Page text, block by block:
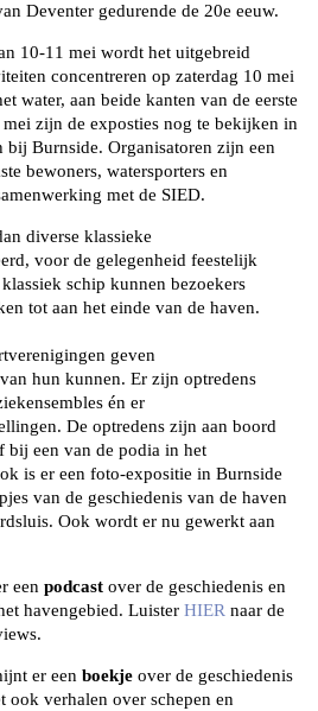
Deventer gedurende de 20e eeuw.
10-11 mei wordt het uitgebreid
concentreren op zaterdag 10 mei
water, aan beide kanten van de eerste
zijn de exposties nog te bekijken in
bij Burnside. Organisatoren zijn een
bewoners, watersporters en
met de SIED.
diverse klassieke
voor de gelegenheid feestelijk
schip kunnen bezoekers
tot aan het einde van de haven.
geven
hun kunnen. Er zijn optredens
én er
De optredens zijn aan boord
bij een van de podia in het
is er een foto-expositie in Burnside
van de geschiedenis van de haven
Ook wordt er nu gewerkt aan
een podcast over de geschiedenis en
havengebied. Luister HIER naar de
er een boekje over de geschiedenis
ook verhalen over schepen en